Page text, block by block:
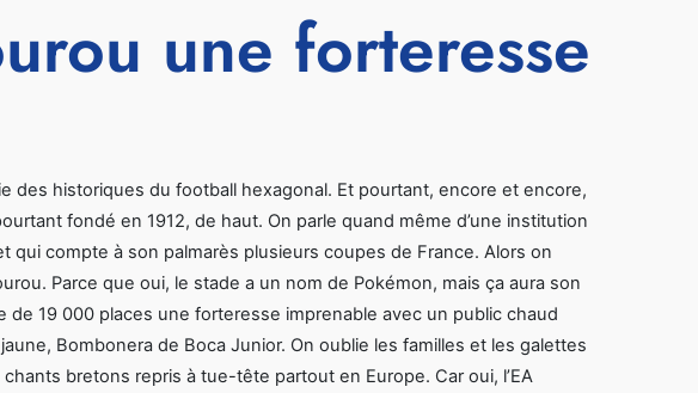
une forteresse
des historiques du football hexagonal. Et pourtant, encore et encore,
fondé en 1912, de haut. On parle quand même d’une institution
compte à son palmarès plusieurs coupes de France. Alors on
Parce que oui, le stade a un nom de Pokémon, mais ça aura son
19 000 places une forteresse imprenable avec un public chaud
Bombonera de Boca Junior. On oublie les familles et les galettes
bretons repris à tue-tête partout en Europe. Car oui, l’EA